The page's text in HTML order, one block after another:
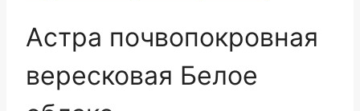
Астра почвопокровная
вересковая Белое